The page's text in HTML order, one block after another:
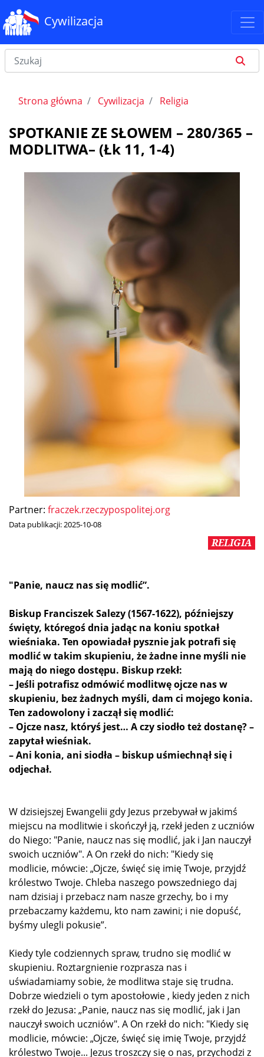
Cywilizacja
Strona główna Cywilizacja Religia
SPOTKANIE ZE SŁOWEM – 280/365 –
MODLITWA– (Łk 11, 1-4)
Partner: fraczek.rzeczypospolitej.org
Data publikacji:2025-10-08
RELIGIA
"Panie, naucz nas się modlić”.
Biskup Franciszek Salezy (1567-1622), późniejszy
święty, któregoś dnia jadąc na koniu spotkał
wieśniaka. Ten opowiadał pysznie jak potrafi się
modlić w takim skupieniu, że żadne inne myśli nie
mają do niego dostępu. Biskup rzekł:
– Jeśli potrafisz odmówić modlitwę ojcze nas w
skupieniu, bez żadnych myśli, dam ci mojego konia.
Ten zadowolony i zaczął się modlić:
– Ojcze nasz, któryś jest… A czy siodło też dostanę? –
zapytał wieśniak.
– Ani konia, ani siodła – biskup uśmiechnął się i
odjechał.
W dzisiejszej Ewangelii gdy Jezus przebywał w jakimś
miejscu na modlitwie i skończył ją, rzekł jeden z uczniów
do Niego: "Panie, naucz nas się modlić, jak i Jan nauczył
swoich uczniów". A On rzekł do nich: "Kiedy się
modlicie, mówcie: „Ojcze, święć się imię Twoje, przyjdź
królestwo Twoje. Chleba naszego powszedniego daj
nam dzisiaj i przebacz nam nasze grzechy, bo i my
przebaczamy każdemu, kto nam zawini; i nie dopuść,
byśmy ulegli pokusie”.
Kiedy tyle codziennych spraw, trudno się modlić w
skupieniu. Roztargnienie rozprasza nas i
uświadamiamy sobie, że modlitwa staje się trudna.
Dobrze wiedzieli o tym apostołowie , kiedy jeden z nich
rzekł do Jezusa: „Panie, naucz nas się modlić, jak i Jan
nauczył swoich uczniów". A On rzekł do nich: "Kiedy się
modlicie, mówcie: „Ojcze, święć się imię Twoje, przyjdź
królestwo Twoje... Jezus troszczy się o nas, przychodzi z